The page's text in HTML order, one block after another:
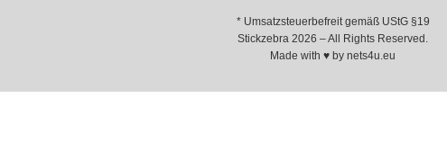
* Umsatzsteuerbefreit gemäß UStG §19
Stickzebra 2026 – All Rights Reserved.
Made with ♥ bynets4u.eu